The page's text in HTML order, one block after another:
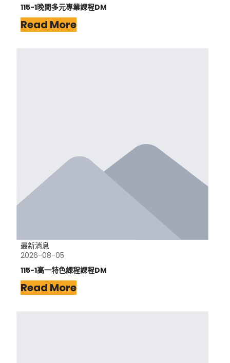
115-1晚間多元專業課程DM
Read More
最新消息
2026-08-05
115-1高一特色課程課程DM
Read More